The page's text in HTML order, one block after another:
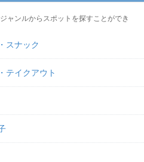
ャンルからスポットを探すことができ
スナック
テイクアウト